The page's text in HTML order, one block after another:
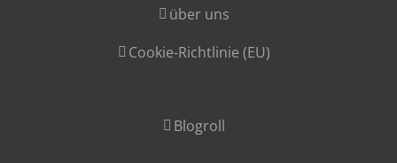
über uns
Cookie-Richtlinie (EU)
Blogroll